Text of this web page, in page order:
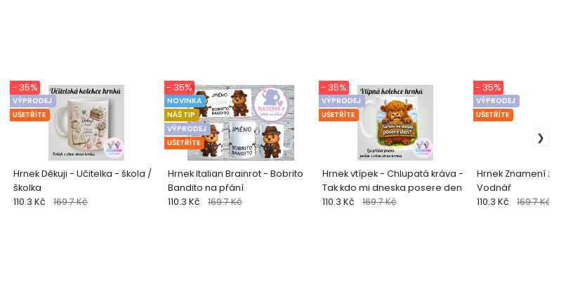
Hrnek Děkuji - Učitelka - škola /
školka
VÝPRODEJ
UŠETŘÍTE
- 35%
110.3 Kč 169.7 Kč
Hrnek Italian Brainrot - Bobrito
Bandito na přání
NOVINKA
NÁŠ TIP
VÝPRODEJ
UŠETŘÍTE
- 35%
110.3 Kč 169.7 Kč
Hrnek vtípek - Chlupatá kráva -
Tak kdo mi dneska posere den
VÝPRODEJ
UŠETŘÍTE
- 35%
110.3 Kč 169.7 Kč
Hrnek Znamení
Vodnář
VÝPRODEJ
UŠETŘÍTE
- 35%
110.3 Kč 169.7 Kč